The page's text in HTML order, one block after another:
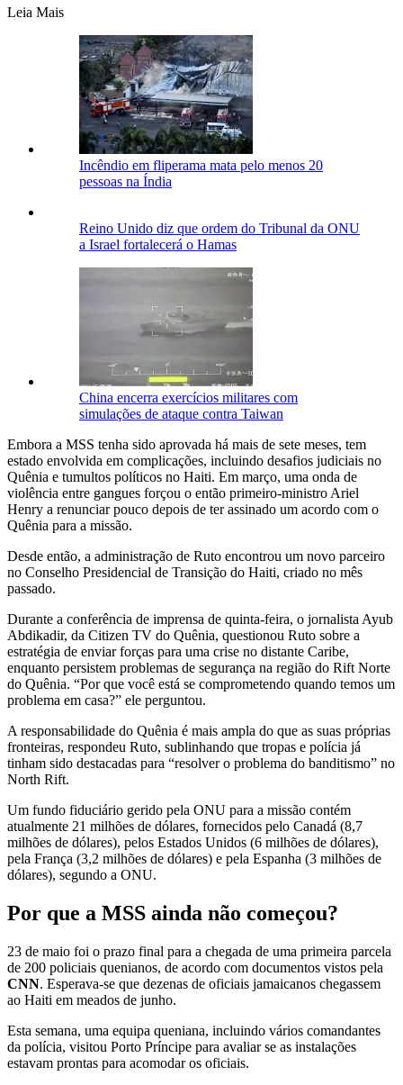
Leia Mais
Incêndio em fliperama mata pelo menos 20
pessoas na Índia
Reino Unido diz que ordem do Tribunal da ONU
a Israel fortalecerá o Hamas
China encerra exercícios militares com
simulações de ataque contra Taiwan
Embora a MSS tenha sido aprovada há mais de sete meses, tem
estado envolvida em complicações, incluindo desafios judiciais no
Quênia e tumultos políticos no Haiti. Em março, uma onda de
violência entre gangues forçou o então primeiro-ministro Ariel
Henry a renunciar pouco depois de ter assinado um acordo com o
Quênia para a missão.
Desde então, a administração de Ruto encontrou um novo parceiro
no Conselho Presidencial de Transição do Haiti, criado no mês
passado.
Durante a conferência de imprensa de quinta-feira, o jornalista Ayub
Abdikadir, da Citizen TV do Quênia, questionou Ruto sobre a
estratégia de enviar forças para uma crise no distante Caribe,
enquanto persistem problemas de segurança na região do Rift Norte
do Quênia. “Por que você está se comprometendo quando temos um
problema em casa?” ele perguntou.
A responsabilidade do Quênia é mais ampla do que as suas próprias
fronteiras, respondeu Ruto, sublinhando que tropas e polícia já
tinham sido destacadas para “resolver o problema do banditismo” no
North Rift.
Um fundo fiduciário gerido pela ONU para a missão contém
atualmente 21 milhões de dólares, fornecidos pelo Canadá (8,7
milhões de dólares), pelos Estados Unidos (6 milhões de dólares),
pela França (3,2 milhões de dólares) e pela Espanha (3 milhões de
dólares), segundo a ONU.
Por que a MSS ainda não começou?
23 de maio foi o prazo final para a chegada de uma primeira parcela
de 200 policiais quenianos, de acordo com documentos vistos pela
CNN. Esperava-se que dezenas de oficiais jamaicanos chegassem
ao Haiti em meados de junho.
Esta semana, uma equipa queniana, incluindo vários comandantes
da polícia, visitou Porto Príncipe para avaliar se as instalações
estavam prontas para acomodar os oficiais.